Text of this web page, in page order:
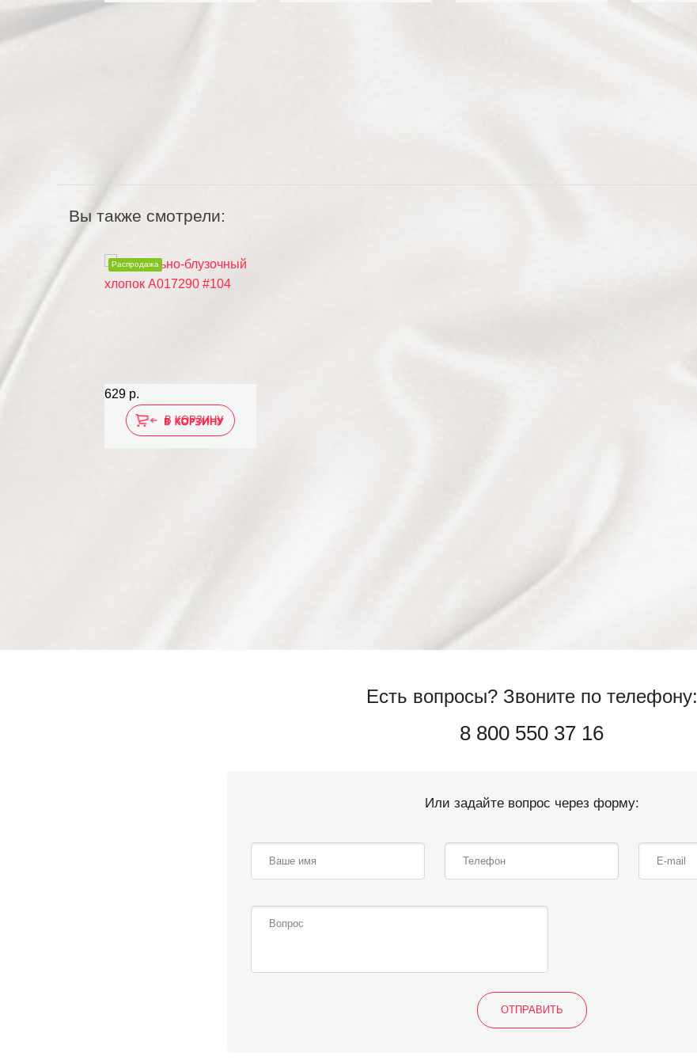
Вы также смотрели:
629 р.
Распродажа
В КОРЗИНУ
Есть вопросы?Звоните по телефону:
8 800 550 37 16
Или задайте вопрос через форму: